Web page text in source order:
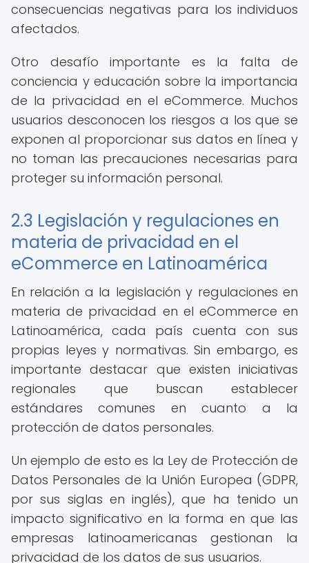
consecuencias negativas para los individuos
afectados.
Otro desafío importante es la falta de
conciencia y educación sobre la importancia
de la privacidad en el eCommerce. Muchos
usuarios desconocen los riesgos a los que se
exponen al proporcionar sus datos en línea y
no toman las precauciones necesarias para
proteger su información personal.
2.3 Legislación y regulaciones en
materia de privacidad en el
eCommerce en Latinoamérica
En relación a la legislación y regulaciones en
materia de privacidad en el eCommerce en
Latinoamérica, cada país cuenta con sus
propias leyes y normativas. Sin embargo, es
importante destacar que existen iniciativas
regionales que buscan establecer
estándares comunes en cuanto a la
protección de datos personales.
Un ejemplo de esto es la Ley de Protección de
Datos Personales de la Unión Europea (GDPR,
por sus siglas en inglés), que ha tenido un
impacto significativo en la forma en que las
empresas latinoamericanas gestionan la
privacidad de los datos de sus usuarios.